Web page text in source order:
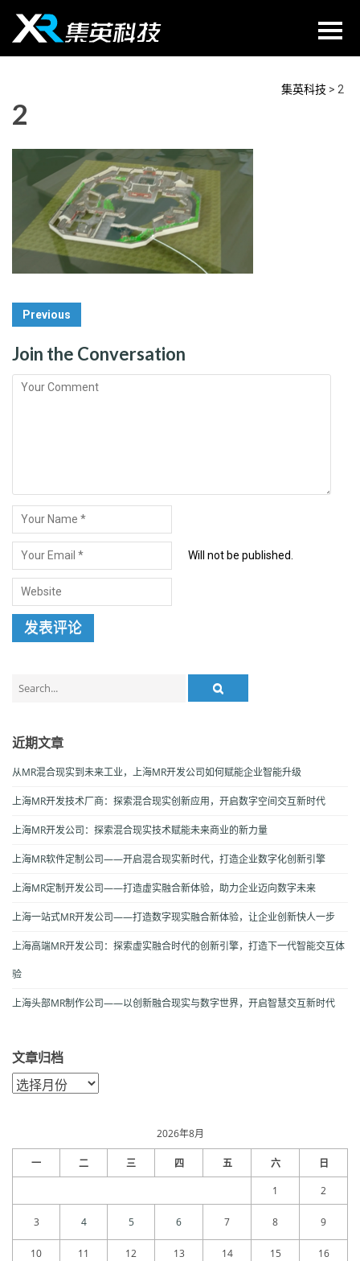
content
集英科技 > 2
2
Post
Navigation
Previous
Join the Conversation
Will not be published.
for:
近期文章
从MR混合现实到未来工业，上海MR开发公司如何赋能企业智能升级
上海MR开发技术厂商：探索混合现实创新应用，开启数字空间交互新时代
上海MR开发公司：探索混合现实技术赋能未来商业的新力量
上海MR软件定制公司——开启混合现实新时代，打造企业数字化创新引擎
上海MR定制开发公司——打造虚实融合新体验，助力企业迈向数字未来
上海一站式MR开发公司——打造数字现实融合新体验，让企业创新快人一步
上海高端MR开发公司：探索虚实融合时代的创新引擎，打造下一代智能交互体
验
上海头部MR制作公司——以创新融合现实与数字世界，开启智慧交互新时代
文章归档
文
章
2026年8月
一 二 三 四 五 六 日
1 2
3 4 5 6 7 8 9
10 11 12 13 14 15
16